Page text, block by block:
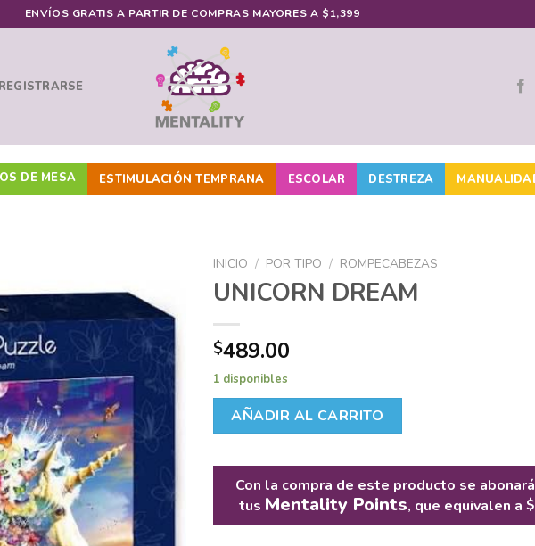
ENVÍOS GRATIS A PARTIR DE COMPRAS MAYORES A $1,399
DE MESA ESTIMULACIÓN TEMPRANA ESCOLAR DESTREZA
Añadir
a la
lista de
deseos
INICIO / POR TIPO / ROMPECABEZAS
UNICORN DREAM
$489.00
1 disponibles
AÑADIR AL CARRITO
Con la compra de este producto se
tus Mentality Points, que equivalen a $